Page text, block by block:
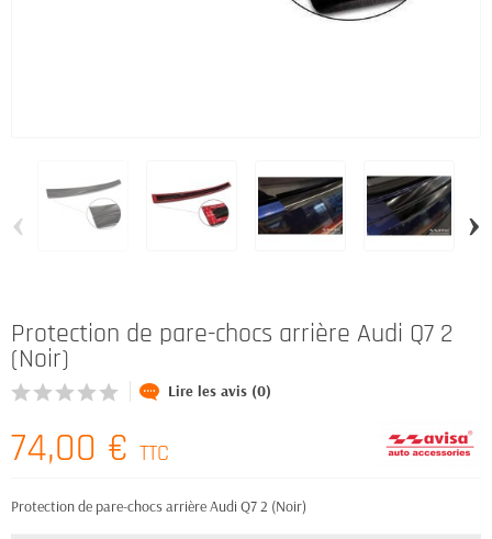
‹ ›
Protection de pare-chocs arrière Audi Q7 2
(Noir)
Lire les avis (0)
74,00 € TTC
Protection de pare-chocs arrière Audi Q7 2 (Noir)